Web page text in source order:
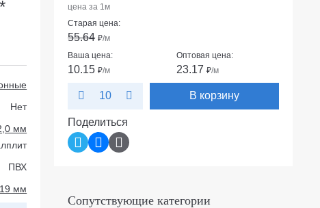
цена за 1м
Старая цена:
55.64 ₽/м
Ваша цена:
10.15₽/м
Оптовая цена:
23.17₽/м
10 В корзину
Поделиться
Сопутствующие категории
Нет
мм
ПВХ
19 мм